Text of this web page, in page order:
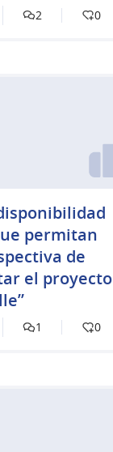
2 0
permitan
de
el proyecto
1 0